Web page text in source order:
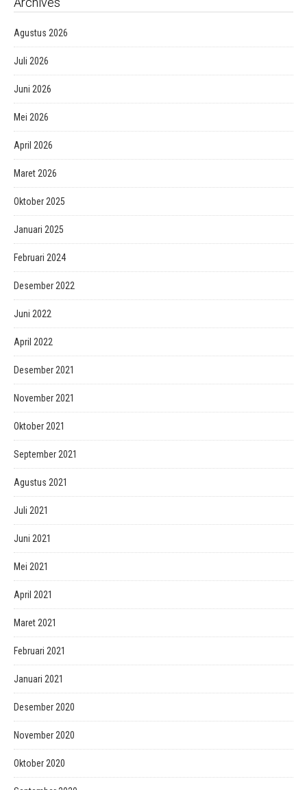
Agustus 2026
Juli 2026
Juni 2026
Mei 2026
April 2026
Maret 2026
Oktober 2025
Januari 2025
Februari 2024
Desember 2022
Juni 2022
April 2022
Desember 2021
November 2021
Oktober 2021
September 2021
Agustus 2021
Juli 2021
Juni 2021
Mei 2021
April 2021
Maret 2021
Februari 2021
Januari 2021
Desember 2020
November 2020
Oktober 2020